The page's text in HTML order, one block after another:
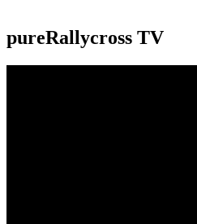
pureRallycross TV